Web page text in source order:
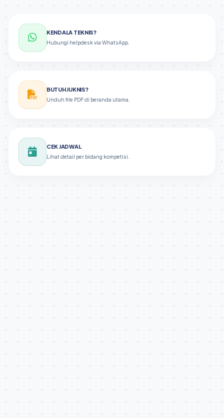
KENDALA TEKNIS?
Hubungi helpdesk via WhatsApp.
BUTUH JUKNIS?
Unduh file PDF di beranda utama.
CEK JADWAL
Lihat detail per bidang kompetisi.